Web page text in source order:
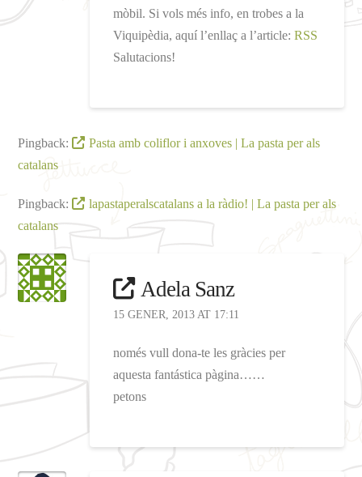
mòbil. Si vols més info, en trobes a la
Viquipèdia, aquí l’enllaç a l’article: RSS
Salutacions!
Pingback:
Pasta amb coliflor i anxoves | La pasta per als
catalans
Pingback:
lapastaperalscatalans a la ràdio! | La pasta per als
catalans
Adela Sanz
15 GENER, 2013 AT 17:11
només vull dona-te les gràcies per
aquesta fantástica pàgina……
petons